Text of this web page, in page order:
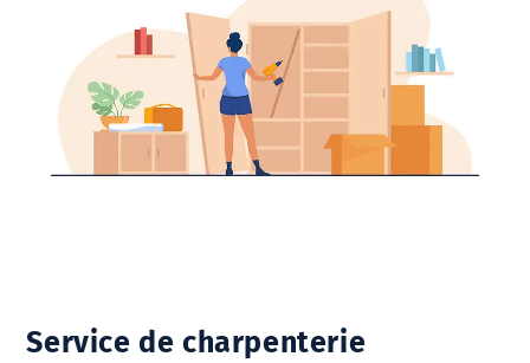
Service de charpenterie